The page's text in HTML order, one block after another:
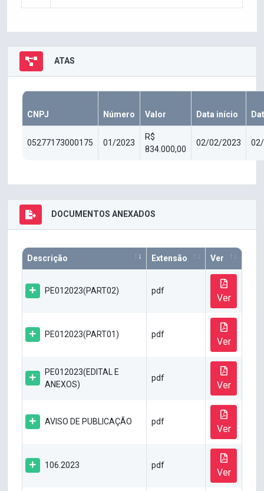
ATAS
CNPJ Número Valor Data início
05277173000175 01/2023
R$
834.000,00
02/02/2023
DOCUMENTOS ANEXADOS
Descrição Extensão Ver
PE012023(PART02) pdf
Ver
PE012023(PART01) pdf
Ver
PE012023(EDITAL E
ANEXOS)
pdf
Ver
AVISO DE PUBLICAÇÃO pdf
Ver
106.2023 pdf
Ver